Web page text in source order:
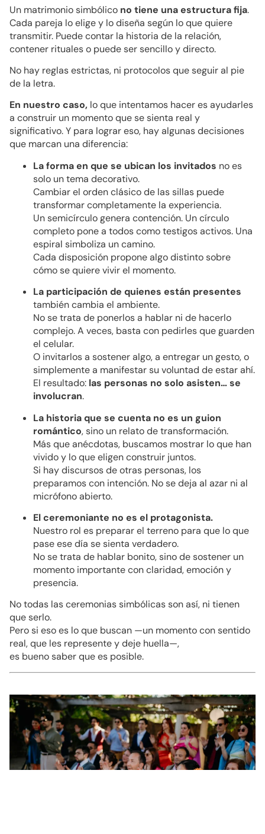
Un matrimonio simbólico no tiene una estructura fija.
Cada pareja lo elige y lo diseña según lo que quiere
transmitir. Puede contar la historia de la relación,
contener rituales o puede ser sencillo y directo.
No hay reglas estrictas, ni protocolos que seguir al pie
de la letra.
En nuestro caso, lo que intentamos hacer es ayudarles
a construir un momento que se sienta real y
significativo. Y para lograr eso, hay algunas decisiones
que marcan una diferencia:
La forma en que se ubican los invitados no es
solo un tema decorativo.
Cambiar el orden clásico de las sillas puede
transformar completamente la experiencia.
Un semicírculo genera contención. Un círculo
completo pone a todos como testigos activos. Una
espiral simboliza un camino.
Cada disposición propone algo distinto sobre
cómo se quiere vivir el momento.
La participación de quienes están presentes
también cambia el ambiente.
No se trata de ponerlos a hablar ni de hacerlo
complejo. A veces, basta con pedirles que guarden
el celular.
O invitarlos a sostener algo, a entregar un gesto, o
simplemente a manifestar su voluntad de estar ahí.
El resultado: las personas no solo asisten… se
involucran.
La historia que se cuenta no es un guion
romántico, sino un relato de transformación.
Más que anécdotas, buscamos mostrar lo que han
vivido y lo que eligen construir juntos.
Si hay discursos de otras personas, los
preparamos con intención. No se deja al azar ni al
micrófono abierto.
El ceremoniante no es el protagonista.
Nuestro rol es preparar el terreno para que lo que
pase ese día se sienta verdadero.
No se trata de hablar bonito, sino de sostener un
momento importante con claridad, emoción y
presencia.
No todas las ceremonias simbólicas son así, ni tienen
que serlo.
Pero si eso es lo que buscan —un momento con sentido
real, que les represente y deje huella—,
es bueno saber que es posible.